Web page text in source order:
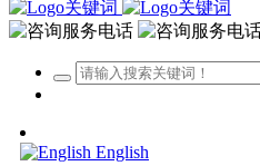
English